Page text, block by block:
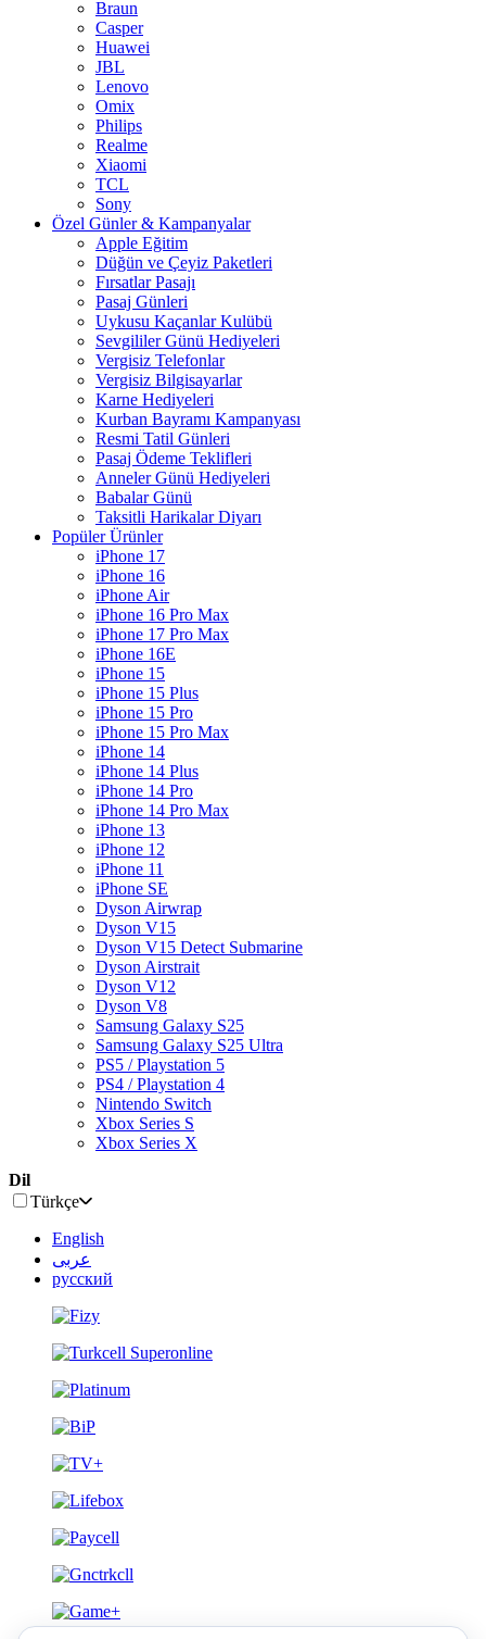
Braun
Casper
Huawei
JBL
Lenovo
Omix
Philips
Realme
Xiaomi
TCL
Sony
Özel Günler & Kampanyalar
Apple Eğitim
Düğün ve Çeyiz Paketleri
Fırsatlar Pasajı
Pasaj Günleri
Uykusu Kaçanlar Kulübü
Sevgililer Günü Hediyeleri
Vergisiz Telefonlar
Vergisiz Bilgisayarlar
Karne Hediyeleri
Kurban Bayramı Kampanyası
Resmi Tatil Günleri
Pasaj Ödeme Teklifleri
Anneler Günü Hediyeleri
Babalar Günü
Taksitli Harikalar Diyarı
Popüler Ürünler
iPhone 17
iPhone 16
iPhone Air
iPhone 16 Pro Max
iPhone 17 Pro Max
iPhone 16E
iPhone 15
iPhone 15 Plus
iPhone 15 Pro
iPhone 15 Pro Max
iPhone 14
iPhone 14 Plus
iPhone 14 Pro
iPhone 14 Pro Max
iPhone 13
iPhone 12
iPhone 11
iPhone SE
Dyson Airwrap
Dyson V15
Dyson V15 Detect Submarine
Dyson Airstrait
Dyson V12
Dyson V8
Samsung Galaxy S25
Samsung Galaxy S25 Ultra
PS5 / Playstation 5
PS4 / Playstation 4
Nintendo Switch
Xbox Series S
Xbox Series X
Dil
Türkçe
English
عربى
русский